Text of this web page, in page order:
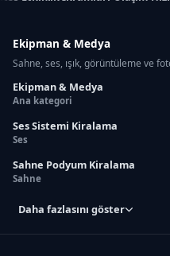
Ekipman & Medya
Sahne, ses, ışık, görüntüleme ve
Ekipman & Medya
Ana kategori
Ses Sistemi Kiralama
Ses
Sahne Podyum Kiralama
Sahne
Daha fazlasını göster